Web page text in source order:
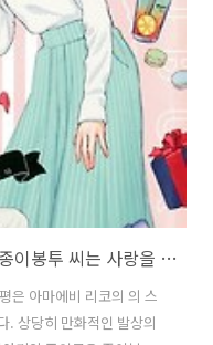
들의 관심을 끄는 데는 그
붙었던 적이 없다. 점잖은
나 벗어..
[책 감상/책 추천] 아마에비 리코, <종이봉투 씨는 사랑을 하고 있다 01>
은 아마에비 리코의 의 스
. 상당히 만화적인 발상의